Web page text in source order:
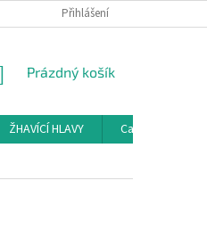
HODNOCENÍ OBCHODU
Přihlášení
NÁKUPNÍ
Prázdný košík
ŽHAVÍCÍ HLAVY
Cartridge a